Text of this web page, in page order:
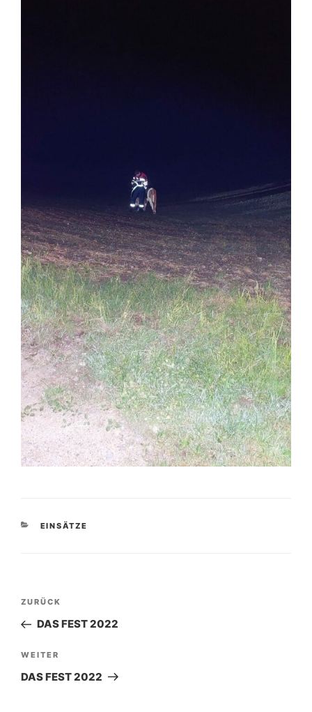
KATEGORIEN
EINSÄTZE
Beitragsnavigation
Vorheriger
Beitrag
ZURÜCK
DAS FEST 2022
Nächster
Beitrag
WEITER
DAS FEST 2022